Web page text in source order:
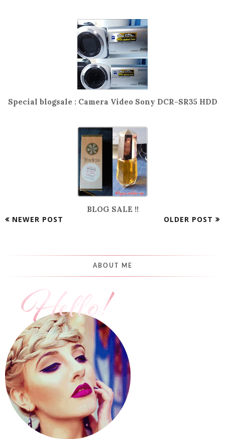
Special blogsale : Camera Video Sony DCR-SR35 HDD
BLOG SALE !!
NEWER POST
OLDER POST
ABOUT ME